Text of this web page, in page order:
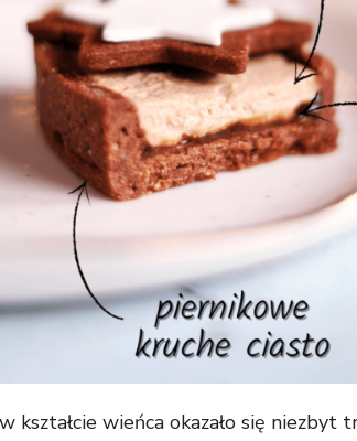
kształcie wieńca okazało się niezbyt
Aby nasza
strona
działała jak
najlepiej
podczas
twojego
przejścia
Jeśli
te pliki
niektóre
znikną
swoje